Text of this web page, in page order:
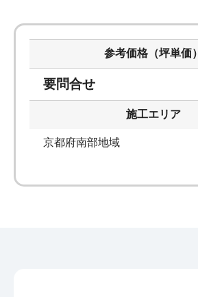
参考価格（坪単価）
要問合せ
施工エリア
京都府南部地域